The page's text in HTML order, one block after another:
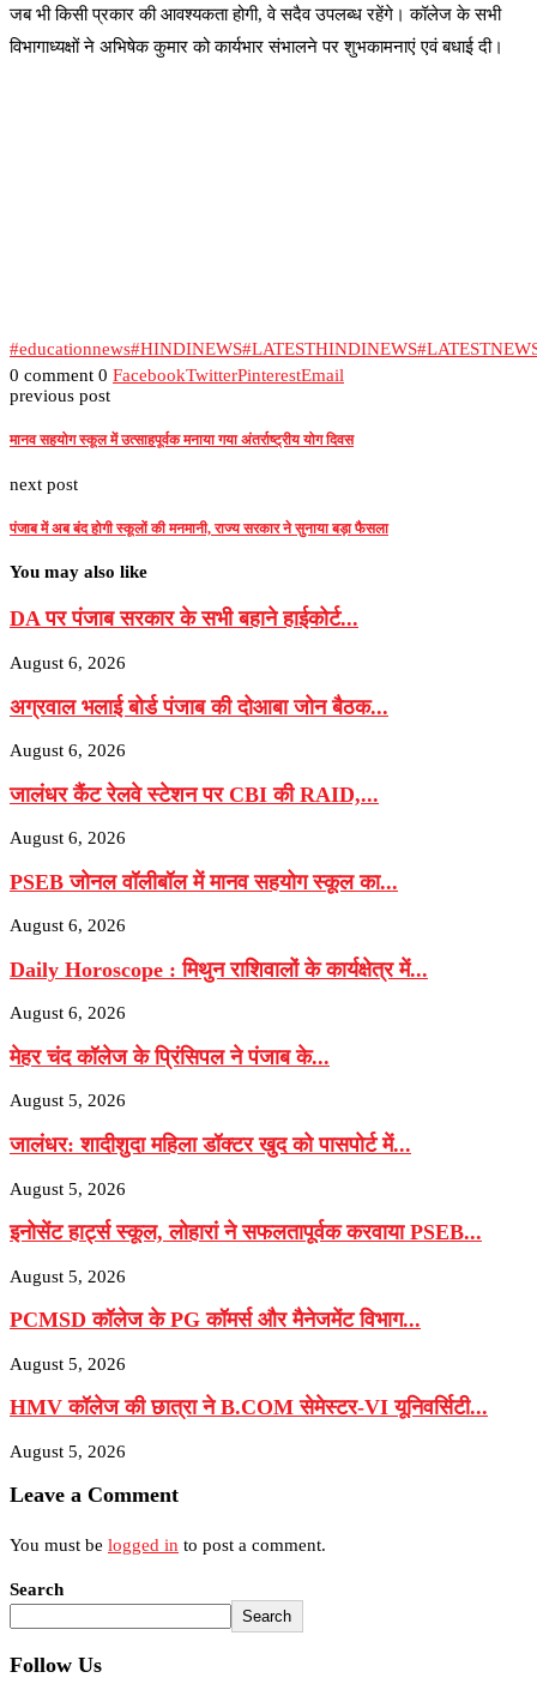
जब भी किसी प्रकार की आवश्यकता होगी, वे सदैव उपलब्ध रहेंगे। कॉलेज के सभी
विभागाध्यक्षों ने अभिषेक कुमार को कार्यभार संभालने पर शुभकामनाएं एवं बधाई दी।
#educationnews#HINDINEWS#LATESTHINDINEWS
0 comment 0 FacebookTwitterPinterestEmail
previous post
मानव सहयोग स्कूल में उत्साहपूर्वक मनाया गया अंतर्राष्ट्रीय योग दिवस
next post
पंजाब में अब बंद होगी स्कूलों की मनमानी, राज्य सरकार ने सुनाया बड़ा फैसला
You may also like
DA पर पंजाब सरकार के सभी बहाने हाईकोर्ट...
August 6, 2026
अग्रवाल भलाई बोर्ड पंजाब की दोआबा जोन बैठक...
August 6, 2026
जालंधर कैंट रेलवे स्टेशन पर CBI की RAID,...
August 6, 2026
PSEB जोनल वॉलीबॉल में मानव सहयोग स्कूल का...
August 6, 2026
Daily Horoscope : मिथुन राशिवालों के कार्यक्षेत्र में...
August 6, 2026
मेहर चंद कॉलेज के प्रिंसिपल ने पंजाब के...
August 5, 2026
जालंधर: शादीशुदा महिला डॉक्टर खुद को पासपोर्ट में...
August 5, 2026
इनोसेंट हार्ट्स स्कूल, लोहारां ने सफलतापूर्वक करवाया PSEB...
August 5, 2026
PCMSD कॉलेज के PG कॉमर्स और मैनेजमेंट विभाग...
August 5, 2026
HMV कॉलेज की छात्रा ने B.COM सेमेस्टर-VI यूनिवर्सिटी...
August 5, 2026
Leave a Comment
You must be logged in to post a comment.
Search
Search
Follow Us